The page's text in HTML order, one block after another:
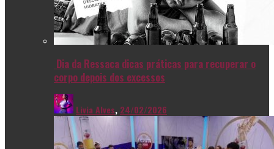
Dia da Ressaca dicas práticas para recuperar o
corpo depois dos excessos
Livia Alves, 24/02/2026